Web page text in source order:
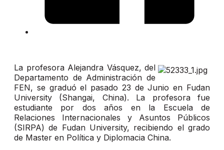
La profesora Alejandra Vásquez, del
Departamento de Administración de
FEN, se graduó el pasado 23 de Junio en Fudan
University (Shangai, China). La profesora fue
estudiante por dos años en la Escuela de
Relaciones Internacionales y Asuntos Públicos
(SIRPA) de Fudan University, recibiendo el grado
de Master en Política y Diplomacia China.